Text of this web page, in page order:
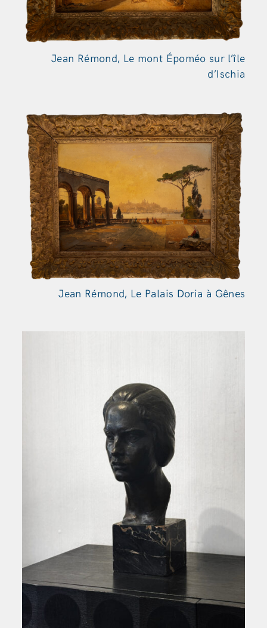
Jean Rémond, Le mont Époméo sur l’île
d’Ischia
Jean Rémond, Le Palais Doria à Gênes